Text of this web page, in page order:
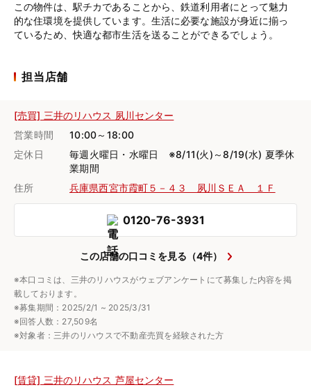
この物件は、駅チカであることから、鉄道利用者にとって魅力
的な住環境を提供しています。生活に必要な施設が身近に揃っ
ているため、快適な都市生活を送ることができるでしょう。
担当店舗
[売買] 三井のリハウス 夙川センター
営業時間
10:00～18:00
定休日
毎週火曜日・水曜日 ※8/11(火)～8/19(水) 夏季休
業期間
住所
兵庫県西宮市霞町５－４３ 夙川ＳＥＡ １Ｆ
0120-76-3931
この店舗の口コミを見る（4件）
※本口コミは、三井のリハウスがウェブアンケートにて募集した内容を掲
載しております。
※募集期間：2025/2/1 ~ 2025/3/31
※回答人数：27,509名
※対象者：三井のリハウスで不動産売買を経験された方
[賃貸] 三井のリハウス 芦屋センター